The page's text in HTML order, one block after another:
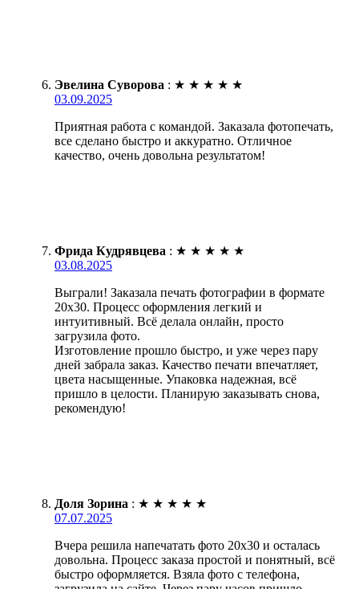
Эвелина Суворова : ★ ★ ★ ★ ★
03.09.2025
Приятная работа с командой. Заказала фотопечать,
все сделано быстро и аккуратно. Отличное
качество, очень довольна результатом!
Фрида Кудрявцева : ★ ★ ★ ★ ★
03.08.2025
Выграли! Заказала печать фотографии в формате
20х30. Процесс оформления легкий и
интуитивный. Всё делала онлайн, просто
загрузила фото.
Изготовление прошло быстро, и уже через пару
дней забрала заказ. Качество печати впечатляет,
цвета насыщенные. Упаковка надежная, всё
пришло в целости. Планирую заказывать снова,
рекомендую!
Доля Зорина : ★ ★ ★ ★ ★
07.07.2025
Вчера решила напечатать фото 20х30 и осталась
довольна. Процесс заказа простой и понятный, всё
быстро оформляется. Взяла фото с телефона,